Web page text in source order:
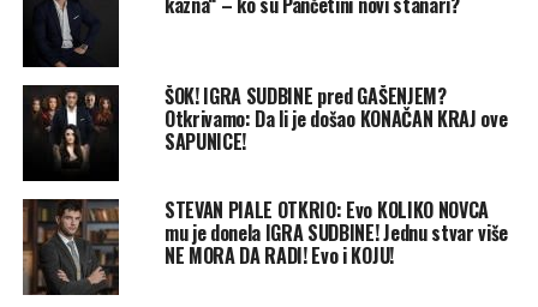
ŠOK! IGRA SUDBINE pred GAŠENJEM?
Otkrivamo: Da li je došao KONAČAN KRAJ ove
SAPUNICE!
STEVAN PIALE OTKRIO: Evo KOLIKO NOVCA
mu je donela IGRA SUDBINE! Jednu stvar više
NE MORA DA RADI! Evo i KOJU!